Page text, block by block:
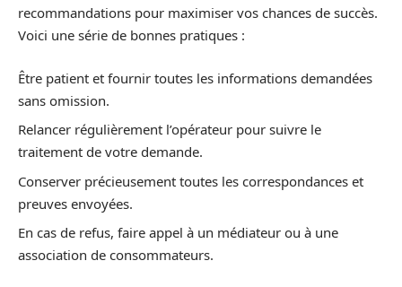
recommandations pour maximiser vos chances de succès.
Voici une série de bonnes pratiques :
Être patient et fournir toutes les informations demandées
sans omission.
Relancer régulièrement l’opérateur pour suivre le
traitement de votre demande.
Conserver précieusement toutes les correspondances et
preuves envoyées.
En cas de refus, faire appel à un médiateur ou à une
association de consommateurs.